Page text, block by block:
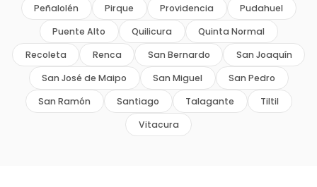
Peñalolén Pirque Providencia
Pudahuel
Puente Alto
Quilicura
Quinta Normal
Recoleta
Renca San Bernardo
San Joaquín
San José de Maipo
San Miguel
San Pedro
San Ramón
Santiago Talagante
Tiltil
Vitacura